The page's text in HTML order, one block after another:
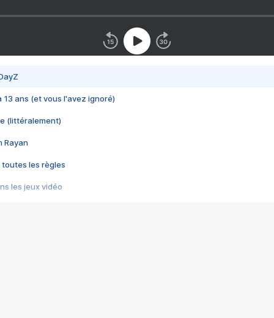
13 ans (et vous l'avez ignoré)
(littéralement)
Rayan
toutes les règles
les jeux vidéo